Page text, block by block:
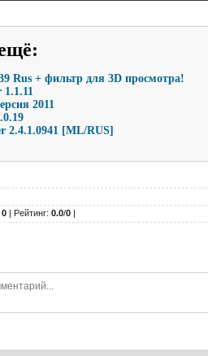
:
Rus + фильтр для 3D просмотра!
2011
2.4.1.0941 [ML/RUS]
0 | Рейтинг: 0.0/0 |